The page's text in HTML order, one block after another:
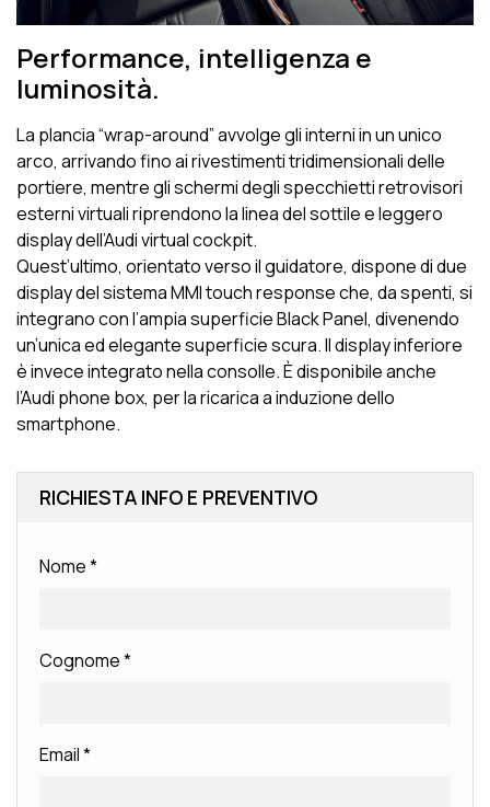
Performance, intelligenza e
luminosità.
La plancia “wrap-around” avvolge gli interni in un unico
arco, arrivando fino ai rivestimenti tridimensionali delle
portiere, mentre gli schermi degli specchietti retrovisori
esterni virtuali riprendono la linea del sottile e leggero
display dell’Audi virtual cockpit.
Quest’ultimo, orientato verso il guidatore, dispone di due
display del sistema MMI touch response che, da spenti, si
integrano con l’ampia superficie Black Panel, divenendo
un’unica ed elegante superficie scura. Il display inferiore
è invece integrato nella consolle. È disponibile anche
l’Audi phone box, per la ricarica a induzione dello
smartphone.
RICHIESTA INFO E PREVENTIVO
Nome*
Cognome*
Email*